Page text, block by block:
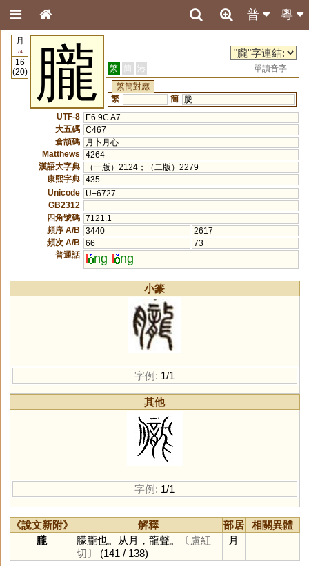
粵
普
月
74
16
(20)
朧 繁 簡 港
單讀音字
繁簡對應
繁
簡
胧
UTF-8
E6 9C A7
大五碼 C467
倉頡碼
月卜月心
Matthews
4264
漢語大字典
（一版）2124；（二版）2279
康熙字典 435
Unicode
U+6727
GB2312
四角號碼 7121.1
頻序 A/B
3440
2617
頻次 A/B
66
73
普通話
l ng l ng
小篆
字例: 1/1
其他
字例: 1/1
《說文新附》 解釋 部居
相關異體
朧
朦朧也。从月，龍聲。
〔盧紅
切〕
(141 / 138)
月